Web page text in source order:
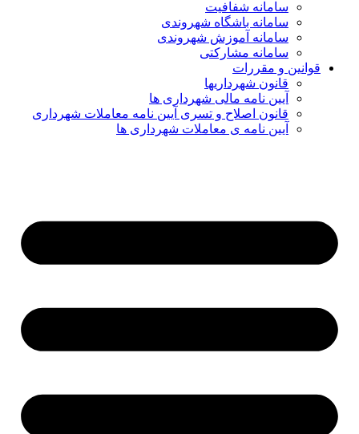
سامانه شفافیت
سامانه باشگاه شهروندی
سامانه آموزش شهروندی
سامانه مشارکتی
قوانین و مقررات
قانون شهرداریها
آیین نامه مالی شهرداری ها
قانون اصلاح و تسری آیین نامه معاملات شهرداری
آیین نامه ی معاملات شهرداری ها